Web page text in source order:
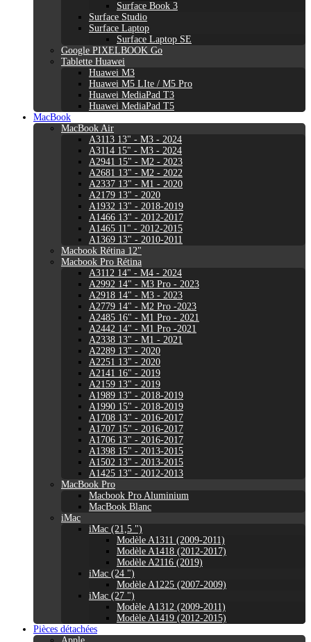
Surface Book 3
Surface Studio
Surface Laptop
Surface Laptop SE
Google PIXELBOOK Go
Tablette Huawei
Huawei M3
Huawei M5 LIte / M5 Pro
Huawei MediaPad T3
Huawei MediaPad T5
MacBook
MacBook Air
A3113 13" - M3 - 2024
A3114 15" - M3 - 2024
A2941 15" - M2 - 2023
A2681 13" - M2 - 2022
A2337 13" - M1 - 2020
A2179 13" - 2020
A1932 13" - 2018-2019
A1466 13" - 2012-2017
A1465 11" - 2012-2015
A1369 13" - 2010-2011
Macbook Rétina 12"
Macbook Pro Rétina
A3112 14" - M4 - 2024
A2992 14" - M3 Pro - 2023
A2918 14" - M3 - 2023
A2779 14" - M2 Pro -2023
A2485 16" - M1 Pro - 2021
A2442 14" - M1 Pro -2021
A2338 13" - M1 - 2021
A2289 13" - 2020
A2251 13" - 2020
A2141 16" - 2019
A2159 13" - 2019
A1989 13" - 2018-2019
A1990 15" - 2018-2019
A1708 13" - 2016-2017
A1707 15" - 2016-2017
A1706 13" - 2016-2017
A1398 15" - 2013-2015
A1502 13" - 2013-2015
A1425 13" - 2012-2013
MacBook Pro
Macbook Pro Aluminium
MacBook Blanc
iMac
iMac (21,5 ")
Modèle A1311 (2009-2011)
Modèle A1418 (2012-2017)
Modèle A2116 (2019)
iMac (24 ")
Modèle A1225 (2007-2009)
iMac (27 ")
Modèle A1312 (2009-2011)
Modèle A1419 (2012-2015)
Pièces détachées